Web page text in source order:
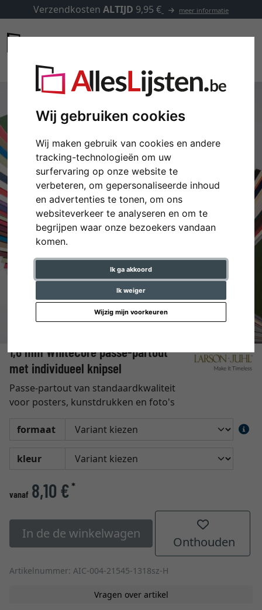
Wij gebruiken cookies
Wij maken gebruik van cookies en andere
tracking-technologieën om uw
surfervaring op onze website te
verbeteren, om gepersonaliseerde inhoud
en advertenties te tonen, om ons
websiteverkeer te analyseren en om te
begrijpen waar onze bezoekers vandaan
komen.
Ik ga akkoord
Ik weiger
Wijzig mijn voorkeuren
Verzendkosten ALTIJD 9,95 € meer informatie
1,6 mm WhiteCore passe-partout
met individueel knipsel
Passe-partout van standaardkwaliteit
voor posters, kunstdrukken en foto's
formaat
kleur
vanaf 8,10 €*
In de de winkelwagen
Onthouden
Artikelnummer: AIC-004-21545-1318sz-H
Vragen over artikel